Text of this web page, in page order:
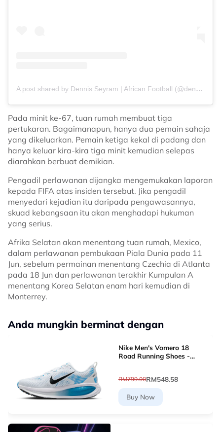
A post shared by Dennis Seyram | African Football (@dennisseyram_)
Pada minit ke-67, tuan rumah membuat tiga
pertukaran. Bagaimanapun, hanya dua pemain sahaja
yang dikeluarkan. Pemain ketiga kekal di padang dan
hanya keluar kira-kira tiga minit kemudian selepas
diarahkan berbuat demikian.
Pengadil perlawanan dijangka mengemukakan laporan
kepada FIFA atas insiden tersebut. Jika pengadil
menyedari kejadian itu daripada pengawasannya,
skuad kebangsaan itu akan menghadapi hukuman
yang serius.
Afrika Selatan akan menentang tuan rumah, Mexico,
dalam perlawanan pembukaan Piala Dunia pada 11
Jun, sebelum permainan menentang Czechia di Atlanta
pada 18 Jun dan perlawanan terakhir Kumpulan A
menentang Korea Selatan enam hari kemudian di
Monterrey.
Anda mungkin berminat dengan
Nike Men's Vomero 18
Road Running Shoes -
RM799.00RM548.58
Buy Now